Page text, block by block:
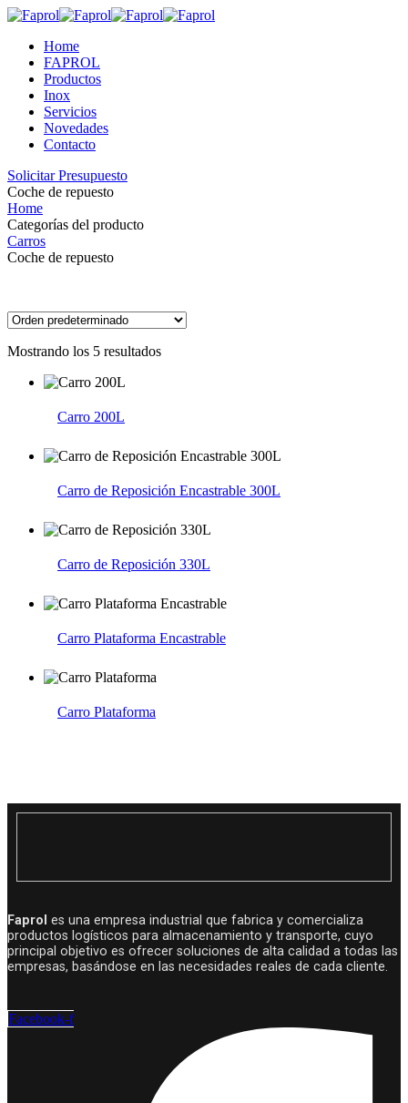
Home
FAPROL
Productos
Inox
Servicios
Novedades
Contacto
Solicitar Presupuesto
Coche de repuesto
Home
Categorías del producto
Carros
Coche de repuesto
Mostrando los 5 resultados
Carro 200L
Carro de Reposición Encastrable 300L
Carro de Reposición 330L
Carro Plataforma Encastrable
Carro Plataforma
Faprol es una empresa industrial que fabrica y comercializa
productos logísticos para almacenamiento y transporte, cuyo
principal objetivo es ofrecer soluciones de alta calidad a todas las
empresas, basándose en las necesidades reales de cada cliente.
Facebook-f